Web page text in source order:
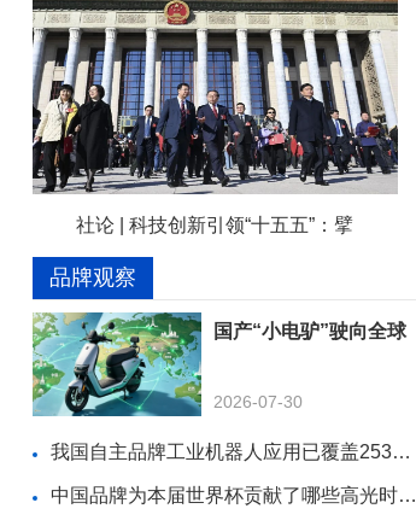
社论 | 科技创新引领“十五五”：擘
品牌观察
国产“小电驴”驶向全球
2026-07-30
我国自主品牌工业机器人应用已覆盖253个国民经济行业
中国品牌为本届世界杯贡献了哪些高光时刻？